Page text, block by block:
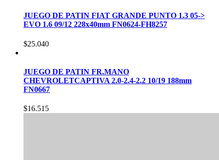
JUEGO DE PATIN FIAT GRANDE PUNTO 1.3 05->
EVO 1.6 09/12 228x40mm FN0624-FH8257
$25.040
JUEGO DE PATIN FR.MANO
CHEVROLETCAPTIVA 2.0-2.4-2.2 10/19 188mm
FN0667
$16.515